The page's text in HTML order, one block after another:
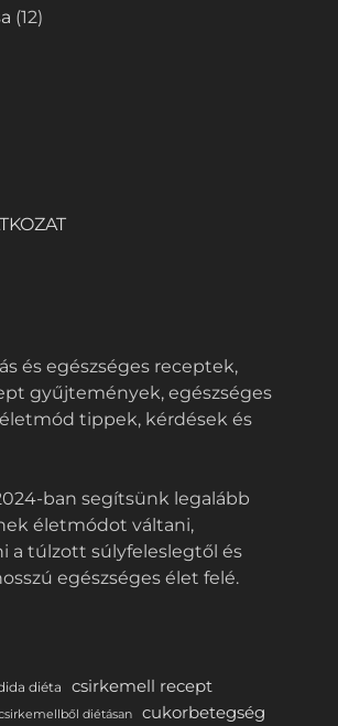
(12)
és egészséges receptek,
gyűjtemények, egészséges
tippek, kérdések és
ban segítsünk legalább
életmódot váltani,
a túlzott súlyfeleslegtől és
egészséges élet felé.
diéta csirkemell recept
diétásan cukorbetegség